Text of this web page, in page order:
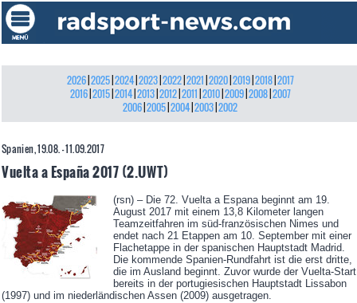
2026| 2025| 2024| 2023| 2022| 2021 2020| 2019| 2018| 2017
2016| 2015| 2014| 2013| 2012| 2011 2010| 2009| 2008| 2007
2006 2005 2004 2003 2002
Spanien, 19.08. - 11.09.2017
Vuelta a España 2017 (2.UWT)
(rsn) – Die 72. Vuelta a Espana beginnt am 19.
August 2017 mit einem 13,8 Kilometer langen
Teamzeitfahren im süd-französischen Nimes und
endet nach 21 Etappen am 10. September mit einer
Flachetappe in der spanischen Hauptstadt Madrid.
Die kommende Spanien-Rundfahrt ist die erst dritte,
die im Ausland beginnt. Zuvor wurde der Vuelta-Start
bereits in der portugiesischen Hauptstadt Lissabon
(1997) und im niederländischen Assen (2009) ausgetragen.